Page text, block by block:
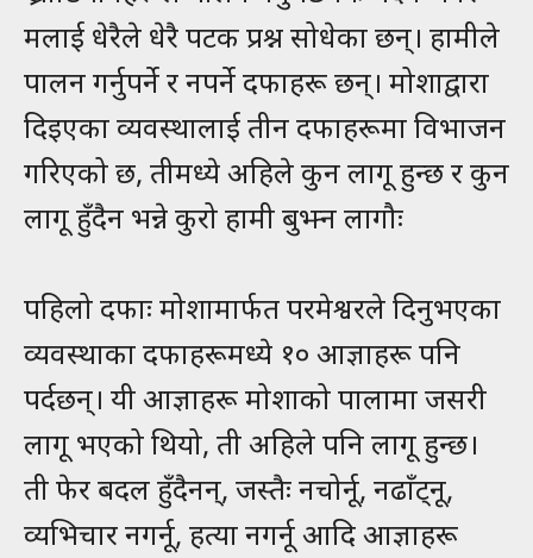
मलाई धेरैले धेरै पटक प्रश्न सोधेका छन्। हामीले
पालन गर्नुपर्ने र नपर्ने दफाहरू छन्। मोशाद्वारा
दिइएका व्यवस्थालाई तीन दफाहरूमा विभाजन
गरिएको छ, तीमध्ये अहिले कुन लागू हुन्छ र कुन
लागू हुँदैन भन्ने कुरो हामी बुझ्न लागौः
पहिलो दफाः मोशामार्फत परमेश्वरले दिनुभएका
व्यवस्थाका दफाहरूमध्ये १० आज्ञाहरू पनि
पर्दछन्। यी आज्ञाहरू मोशाको पालामा जसरी
लागू भएको थियो, ती अहिले पनि लागू हुन्छ।
ती फेर बदल हुँदैनन्, जस्तैः नचोर्नू, नढाँट्नू,
व्यभिचार नगर्नू, हत्या नगर्नू आदि आज्ञाहरू